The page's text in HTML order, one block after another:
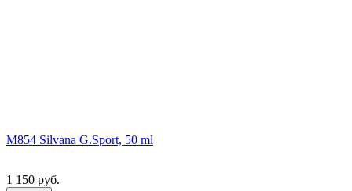
M854 Silvana G.Sport, 50 ml
1 150 руб.